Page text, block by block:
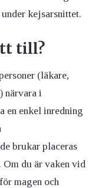
kejsarsnittet.
till?
(läkare,
närvara i
en enkel inredning
brukar placeras
Om du är vaken vid
magen och